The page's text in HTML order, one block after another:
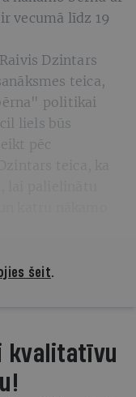
vecumā līdz 19
Dzintars
teica,
politikai
liels būs
pēc
šeit.
kvalitatīvu